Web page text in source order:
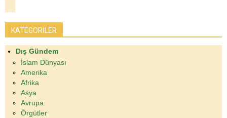
KATEGORİLER
Dış Gündem
İslam Dünyası
Amerika
Afrika
Asya
Avrupa
Örgütler